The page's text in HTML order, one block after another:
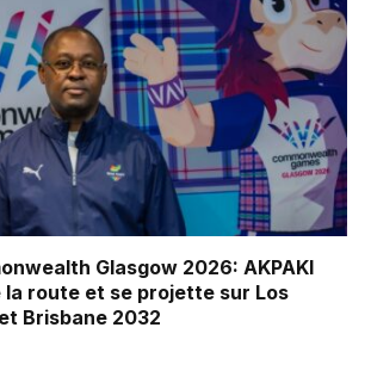
Glasgow 2026: AKPAKI
la route et se projette sur Los
Brisbane 2032